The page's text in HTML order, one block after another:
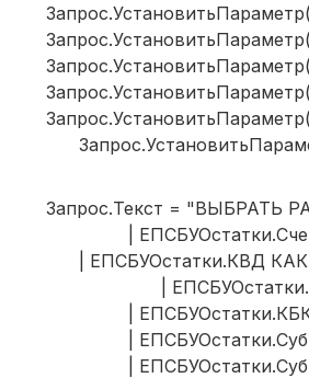
Запрос.Текст = "ВЫБРАТЬ
| ЕПСБУОстатки.Счет
| ЕПСБУОстатки.КВД КАК
|
| ЕПСБУОстатки.КБК
|
|